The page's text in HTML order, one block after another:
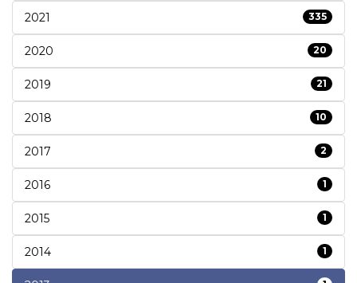
2021 335
2020 20
2019 21
2018 10
2017 2
2016 1
2015 1
2014 1